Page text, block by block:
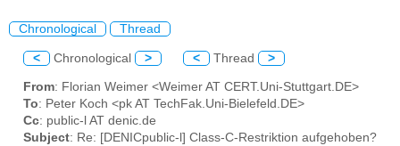
Chronological Thread
< Chronological > < Thread >
From: Florian Weimer <Weimer AT CERT.Uni-Stuttgart.DE>
To: Peter Koch <pk AT TechFak.Uni-Bielefeld.DE>
Cc: public-l AT denic.de
Subject: Re: [DENICpublic-l] Class-C-Restriktion aufgehoben?